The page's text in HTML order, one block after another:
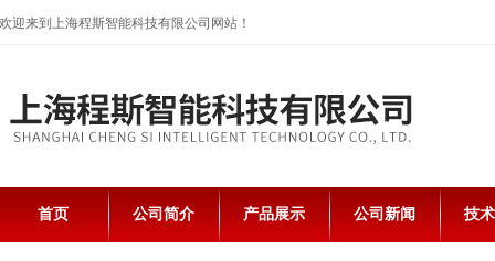
欢迎来到上海程斯智能科技有限公司网站！
首页 公司简介 产品展示 公司新闻 技